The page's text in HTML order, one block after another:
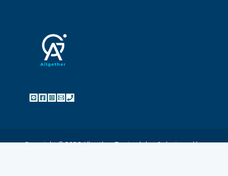
Copyright © 2026 Allgether Design | dev & designed by